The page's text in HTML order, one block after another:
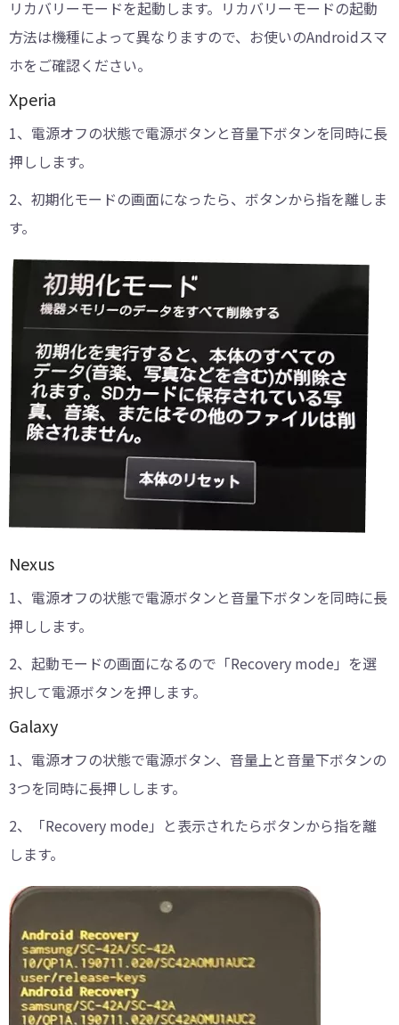
リカバリーモードを起動します。リカバリーモードの起動
方法は機種によって異なりますので、お使いのAndroidスマ
ホをご確認ください。
Xperia
1、電源オフの状態で電源ボタンと音量下ボタンを同時に長
押しします。
2、初期化モードの画面になったら、ボタンから指を離しま
す。
Nexus
1、電源オフの状態で電源ボタンと音量下ボタンを同時に長
押しします。
2、起動モードの画面になるので「Recovery mode」を選
択して電源ボタンを押します。
Galaxy
1、電源オフの状態で電源ボタン、音量上と音量下ボタンの
3つを同時に長押しします。
2、「Recovery mode」と表示されたらボタンから指を離
します。